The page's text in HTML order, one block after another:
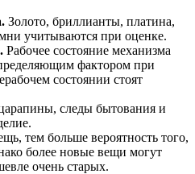
Золото, бриллианты, платина,
учитываются при оценке.
Рабочее состояние механизма
фактором при
состоянии стоят
следы бытования и
тем больше вероятность того,
более новые вещи могут
очень старых.